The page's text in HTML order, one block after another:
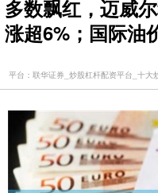
多数飘红，迈威
涨超6%；国际油
平台：联华证券_炒股杠杆配资平台_十大